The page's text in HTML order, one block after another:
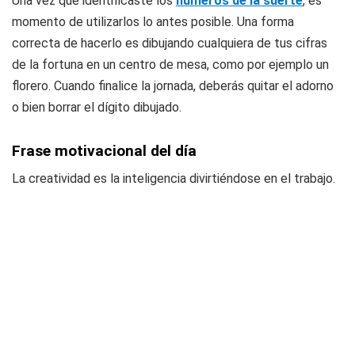
momento de utilizarlos lo antes posible. Una forma
correcta de hacerlo es dibujando cualquiera de tus cifras
de la fortuna en un centro de mesa, como por ejemplo un
florero. Cuando finalice la jornada, deberás quitar el adorno
o bien borrar el dígito dibujado.
Frase motivacional del día
La creatividad es la inteligencia divirtiéndose en el trabajo.